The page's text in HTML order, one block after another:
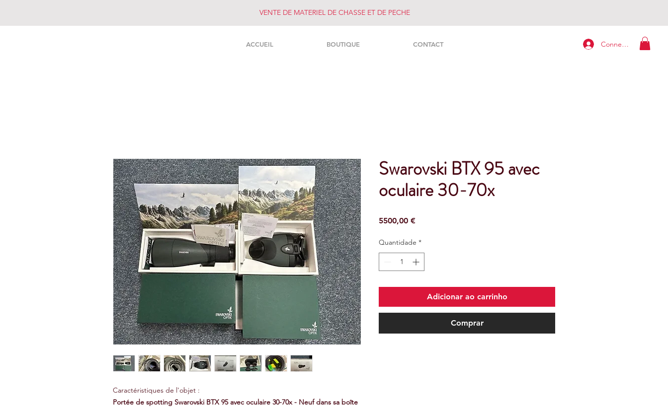
Connexion
VENTE DE MATERIEL DE CHASSE ET DE PECHE
ACCUEIL BOUTIQUE CONTACT
Caractéristiques de l'objet :
Portée de spotting Swarovski BTX 95 avec oculaire 30-70x - Neuf dans sa boîte
Swarovski BTX 95 avec
oculaire 30-70x
5500,00 €Preço
Quantidade *
Adicionar ao carrinho
Comprar